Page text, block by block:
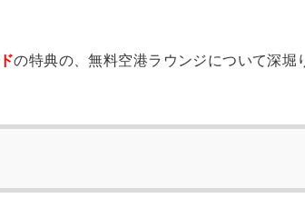
の特典の、無料空港ラウンジについて深堀